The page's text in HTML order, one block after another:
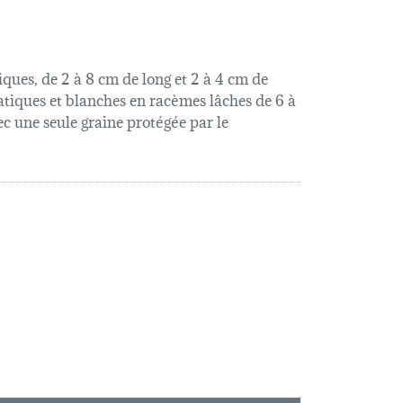
de 2 à 8 cm de long et 2 à 4 cm de
et blanches en racèmes lâches de 6 à
une seule graine protégée par le